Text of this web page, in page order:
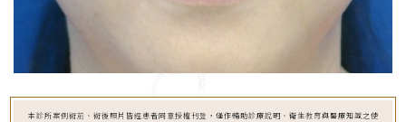
本診所案例術前、術後照片皆經患者同意授權刊登，僅作輔助診療說明、衛生教育與醫療知識之使